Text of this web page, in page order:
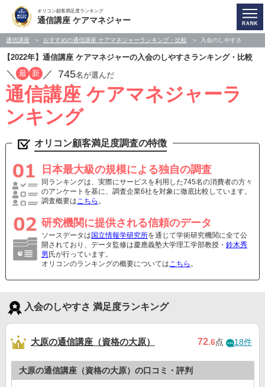
オリコン顧客満足度ランキング
通信講座 ケアマネジャー
通信講座 おすすめの通信講座 ケアマネジャーランキング・比較 入会のしやすさ
【2022年】通信講座 ケアマネジャーの入会のしやすさランキング・比較
／ 最 新 ／ 745名が選んだ
通信講座 ケアマネジャーラ
ンキング
オリコン顧客満足度調査の特徴
日本最大級の規模による独自の調査
同ランキングは、実際にサービスを利用した745名の消費者の方々
のアンケートを基に、調査企業6社を対象に徹底比較しています。
調査概要はこちら 。
研究機関に提供される信頼のデータ
ソースデータは 国立情報学研究所を通じて学術研究機関に全て公
開されており、データ監修は慶應義塾大学理工学部教授・ 鈴木秀
男 氏が行っています。
オリコンのランキングの概要についてはこちら 。
入会のしやすさ 満足度ランキング
大原の通信講座（資格の大原） 72.6点 18件
大原の通信講座（資格の大原）の口コミ・評判